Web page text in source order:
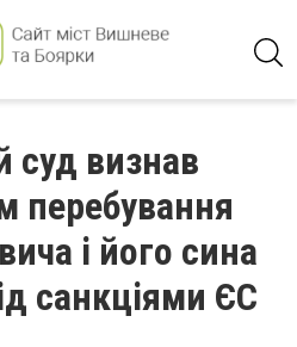
суд визнав
перебування
і його сина
санкціями ЄС